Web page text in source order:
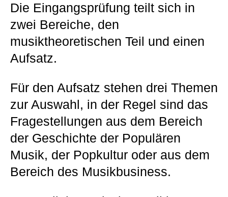
Die Eingangsprüfung teilt sich in
zwei Bereiche, den
musiktheoretischen Teil und einen
Aufsatz.
Für den Aufsatz stehen drei Themen
zur Auswahl, in der Regel sind das
Fragestellungen aus dem Bereich
der Geschichte der Populären
Musik, der Popkultur oder aus dem
Bereich des Musikbusiness.